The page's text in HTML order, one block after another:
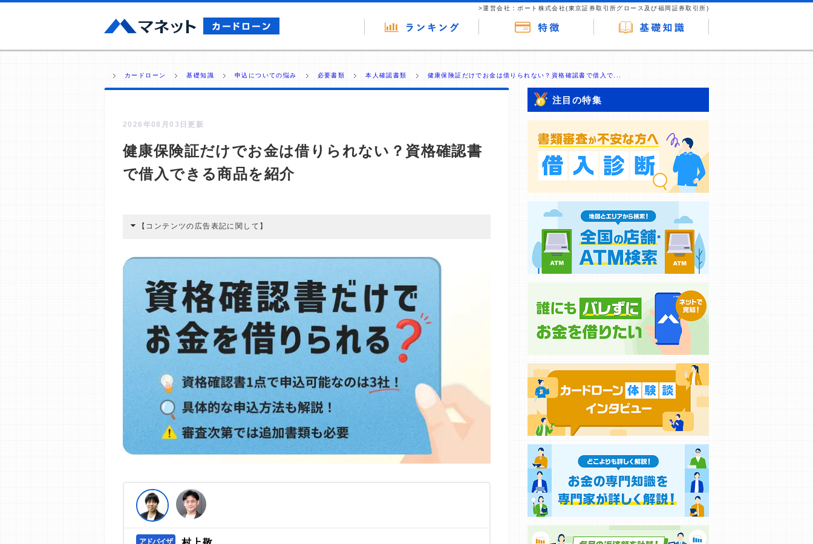
>運営会社：ポート株式会社(東京証券取引所グロース及び福岡証券取引所)
カードローン 基礎知識 申込についての悩み 必要書類 本人確認書類 健康保険証だけでお金は借りられない？資格確認書で借入で...
2026年08月03日更新
健康保険証だけでお金は借りられない？資格確認書
で借入できる商品を紹介
【コンテンツの広告表記に関して】
酬が支払われるという収益モデルです。 ただし、特定の商品を根拠なくPRするものではなく、当
>提携企業一覧
注目の特集